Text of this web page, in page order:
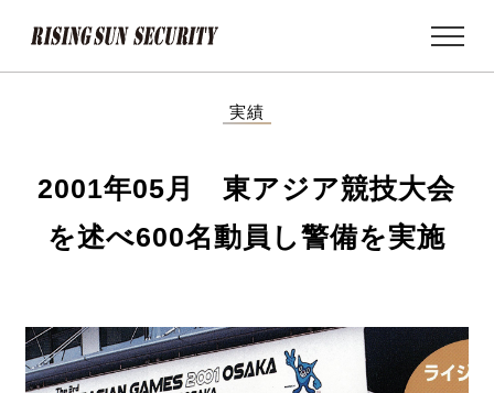
実績
2001年05月 東アジア競技大会
を述べ600名動員し警備を実施